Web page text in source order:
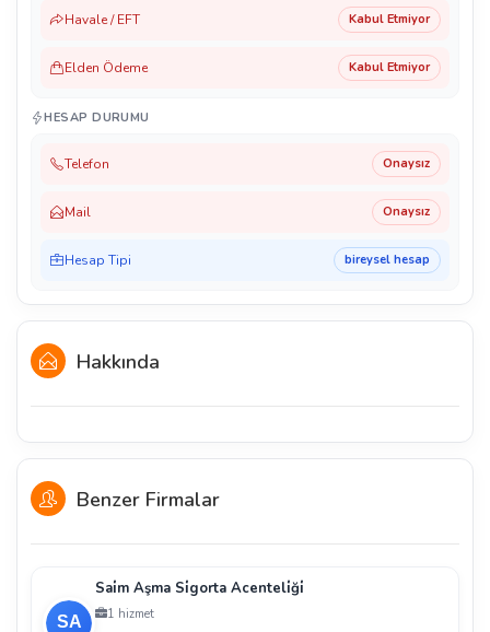
Havale / EFT Kabul Etmiyor
Elden Ödeme Kabul Etmiyor
HESAP DURUMU
Telefon Onaysız
Mail Onaysız
Hesap Tipi bireysel hesap
Hakkında
Benzer Firmalar
Sai̇m Aşma Si̇gorta Acenteli̇ği̇
1 hizmet